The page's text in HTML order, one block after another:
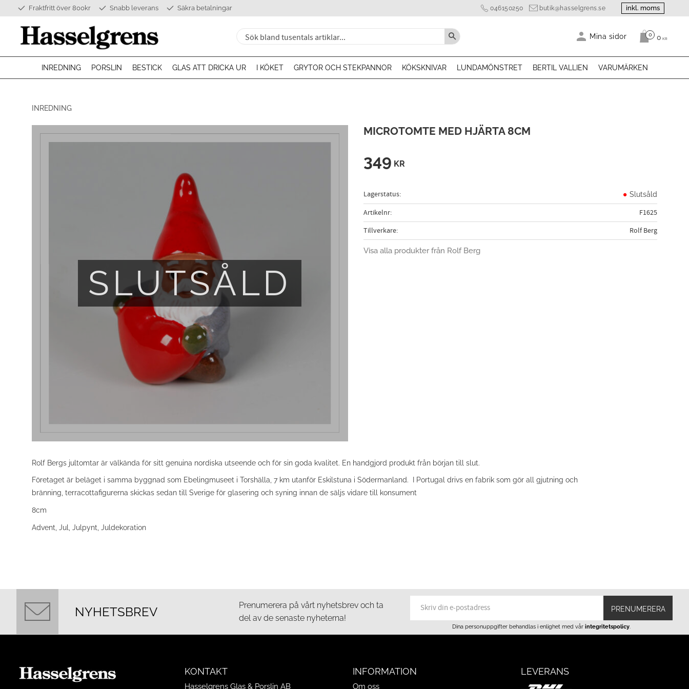
Fraktfritt över 800kr Snabb leverans Säkra betalningar 046150250 butik@hasselgrens.se inkl. moms
Mina sidor Antal
0 0 KR
INREDNING PORSLIN BESTICK GLAS ATT DRICKA UR I KÖKET GRYTOR OCH STEKPANNOR KÖKSKNIVAR LUNDAMÖNSTRET BERTIL VALLIEN VARUMÄRKEN
INREDNING
MICROTOMTE MED HJÄRTA 8CM
SLUTSÅLD
349 KR
Lagerstatus Slutsåld
Artikelnr
F1625
Tillverkare
Rolf Berg
Visa alla produkter från Rolf Berg
Rolf Bergs jultomtar är välkända för sitt genuina nordiska utseende och för sin goda kvalitet. En handgjord produkt från början till slut.
Företaget är beläget i samma byggnad som Ebelingmuseet i Torshälla, 7 km utanför Eskilstuna i Södermanland. I Portugal drivs en fabrik som gör all gjutning och
bränning, terracottafigurerna skickas sedan till Sverige för glasering och syning innan de säljs vidare till konsument
8cm
Advent, Jul, Julpynt, Juldekoration
NYHETSBREV
Prenumerera på vårt nyhetsbrev och ta
del av de senaste nyheterna!
PRENUMERERA
Dina personuppgifter behandlas i enlighet med vår integritetspolicy.
KONTAKT
Hasselgrens Glas & Porslin AB
INFORMATION
Om oss
LEVERANS